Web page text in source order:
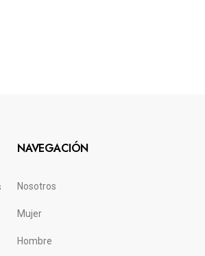
NAVEGACIÓN
Nosotros
Mujer
Hombre